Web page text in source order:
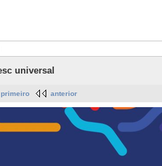
universal
primeiro anterior